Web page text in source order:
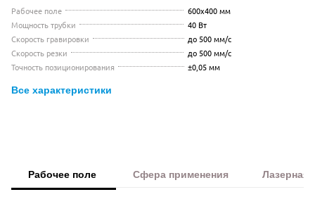
Рабочее поле
600x400 мм
Мощность трубки
40 Вт
Скорость гравировки
до 500 мм/с
Скорость резки
до 500 мм/с
Точность позиционирования
±0,05 мм
Все характеристики
Рабочее поле Сфера применения Лазерная